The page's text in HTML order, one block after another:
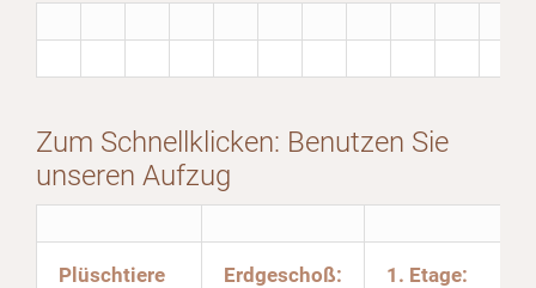
Zum Schnellklicken: Benutzen Sie
unseren Aufzug
Plüschtiere
Erdgeschoß:
1. Etage: